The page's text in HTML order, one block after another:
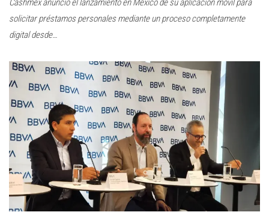
Cashmex anunció el lanzamiento en México de su aplicación móvil para
solicitar préstamos personales mediante un proceso completamente
digital desde…